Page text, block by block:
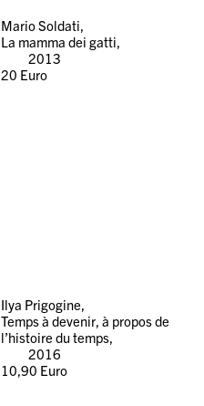
Mario Soldati,
La mamma dei gatti,
2013
20 Euro
Ilya Prigogine,
Temps à devenir, à propos de
l’histoire du temps,
2016
10,90 Euro